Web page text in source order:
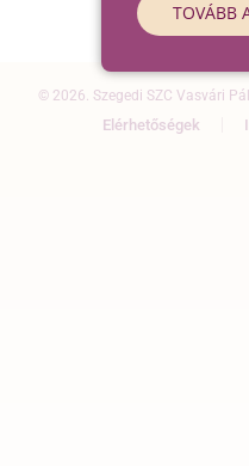
© 2026. Szegedi SZC Vasvári
Elérhetőségek
TOVÁBB